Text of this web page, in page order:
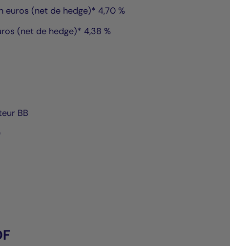
euros (net de hedge)* 4,70 %
(net de hedge)* 4,38 %
BB